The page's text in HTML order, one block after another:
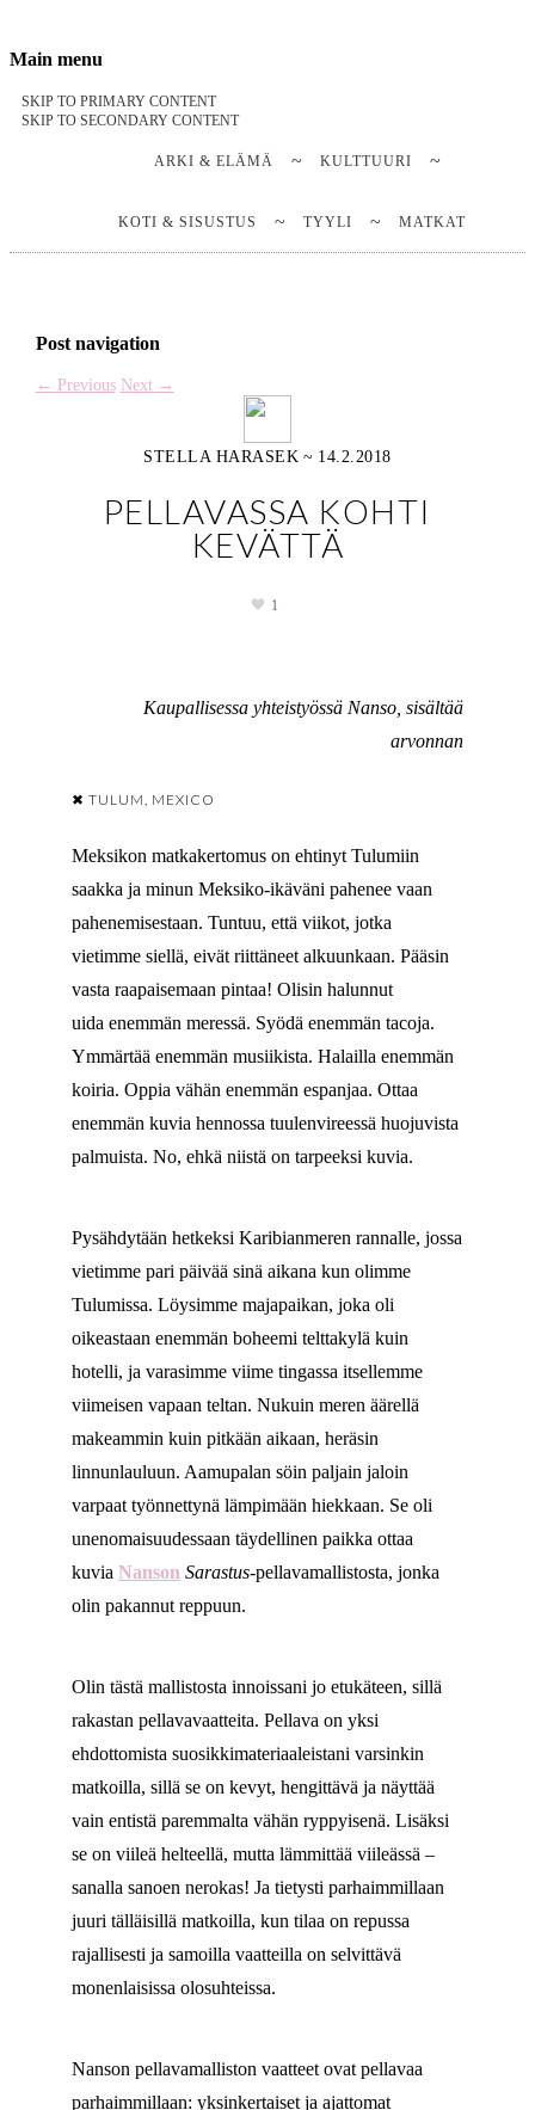
Notes on a life
Stella Harasek & Jarno Jussila
Main menu
SKIP TO PRIMARY CONTENT
SKIP TO SECONDARY CONTENT
ARKI & ELÄMÄ KULTTUURI
KOTI & SISUSTUS TYYLI MATKAT
Post navigation
← Previous Next →
STELLA HARASEK ~ 14.2.2018
PELLAVASSA KOHTI
KEVÄTTÄ
1
Kaupallisessa yhteistyössä Nanso, sisältää
arvonnan
✖ TULUM, MEXICO
Meksikon matkakertomus on ehtinyt Tulumiin
saakka ja minun Meksiko-ikäväni pahenee vaan
pahenemisestaan. Tuntuu, että viikot, jotka
vietimme siellä, eivät riittäneet alkuunkaan. Pääsin
vasta raapaisemaan pintaa! Olisin halunnut
uida enemmän meressä. Syödä enemmän tacoja.
Ymmärtää enemmän musiikista. Halailla enemmän
koiria. Oppia vähän enemmän espanjaa. Ottaa
enemmän kuvia hennossa tuulenvireessä huojuvista
palmuista. No, ehkä niistä on tarpeeksi kuvia.
Pysähdytään hetkeksi Karibianmeren rannalle, jossa
vietimme pari päivää sinä aikana kun olimme
Tulumissa. Löysimme majapaikan, joka oli
oikeastaan enemmän boheemi telttakylä kuin
hotelli, ja varasimme viime tingassa itsellemme
viimeisen vapaan teltan. Nukuin meren äärellä
makeammin kuin pitkään aikaan, heräsin
linnunlauluun. Aamupalan söin paljain jaloin
varpaat työnnettynä lämpimään hiekkaan. Se oli
unenomaisuudessaan täydellinen paikka ottaa
kuvia Nanson Sarastus-pellavamallistosta, jonka
olin pakannut reppuun.
Olin tästä mallistosta innoissani jo etukäteen, sillä
rakastan pellavavaatteita. Pellava on yksi
ehdottomista suosikkimateriaaleistani varsinkin
matkoilla, sillä se on kevyt, hengittävä ja näyttää
vain entistä paremmalta vähän ryppyisenä. Lisäksi
se on viileä helteellä, mutta lämmittää viileässä –
sanalla sanoen nerokas! Ja tietysti parhaimmillaan
juuri tälläisillä matkoilla, kun tilaa on repussa
rajallisesti ja samoilla vaatteilla on selvittävä
monenlaisissa olosuhteissa.
Nanson pellavamalliston vaatteet ovat pellavaa
parhaimmillaan: yksinkertaiset ja ajattomat